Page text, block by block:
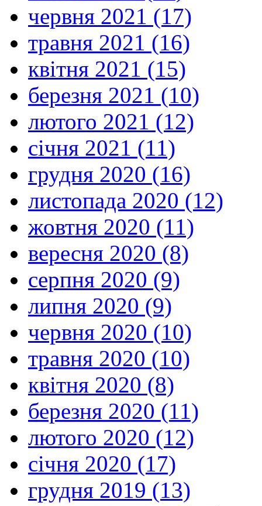
червня 2021 (17)
травня 2021 (16)
квітня 2021 (15)
березня 2021 (10)
лютого 2021 (12)
січня 2021 (11)
грудня 2020 (16)
листопада 2020 (12)
жовтня 2020 (11)
вересня 2020 (8)
серпня 2020 (9)
липня 2020 (9)
червня 2020 (10)
травня 2020 (10)
квітня 2020 (8)
березня 2020 (11)
лютого 2020 (12)
січня 2020 (17)
грудня 2019 (13)